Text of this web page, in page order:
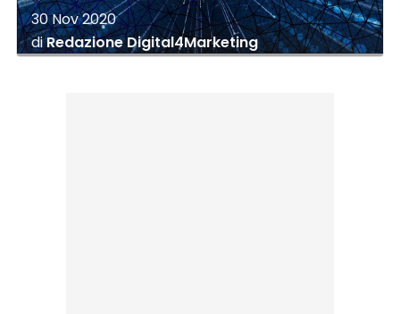
30 Nov 2020
diRedazione Digital4Marketing